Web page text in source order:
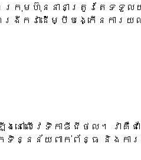
រុមហ៊ុននានាត្រូវតែទទួល
ពង្រីកវាដើម្បីបង្កើនកា
ៅលើវេទិកាឌីជីថល។ វាគឺ
ទិន្នន័យពាក់ព័ន្ធ និងកា